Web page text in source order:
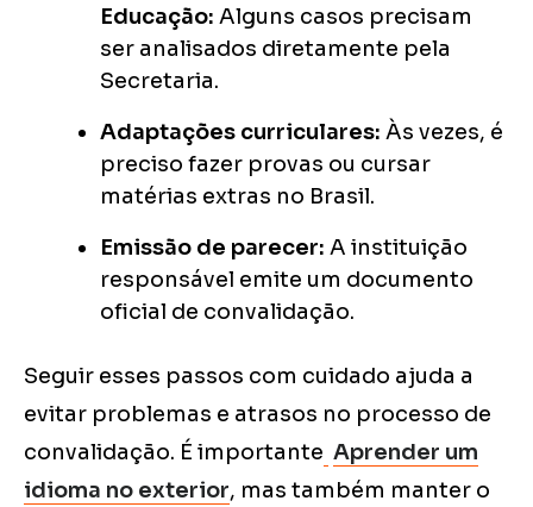
Educação: Alguns casos precisam
ser analisados diretamente pela
Secretaria.
Adaptações curriculares: Às vezes, é
preciso fazer provas ou cursar
matérias extras no Brasil.
Emissão de parecer: A instituição
responsável emite um documento
oficial de convalidação.
Seguir esses passos com cuidado ajuda a
evitar problemas e atrasos no processo de
convalidação. É importante Aprender um
idioma no exterior, mas também manter o